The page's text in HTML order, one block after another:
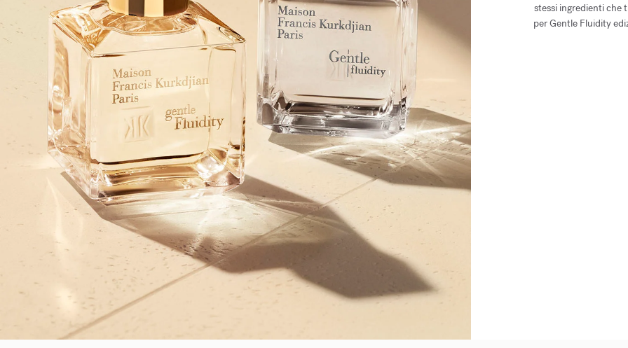
stessi ingredienti che
per Gentle Fluidity